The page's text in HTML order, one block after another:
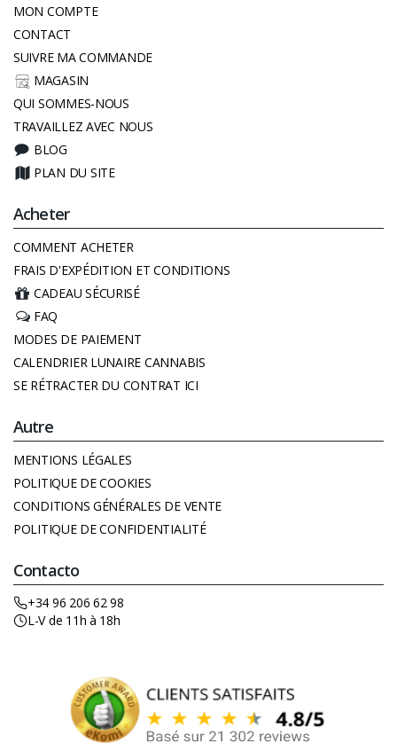
MON COMPTE
CONTACT
SUIVRE MA COMMANDE
MAGASIN
QUI SOMMES-NOUS
TRAVAILLEZ AVEC NOUS
BLOG
PLAN DU SITE
Acheter
COMMENT ACHETER
FRAIS D'EXPÉDITION ET CONDITIONS
CADEAU SÉCURISÉ
FAQ
MODES DE PAIEMENT
CALENDRIER LUNAIRE CANNABIS
SE RÉTRACTER DU CONTRAT ICI
Autre
MENTIONS LÉGALES
POLITIQUE DE COOKIES
CONDITIONS GÉNÉRALES DE VENTE
POLITIQUE DE CONFIDENTIALITÉ
Contacto
+34 96 206 62 98
L-V de 11h à 18h